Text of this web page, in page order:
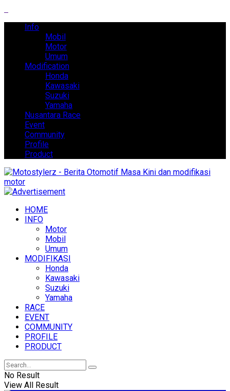
Info
Mobil
Motor
Umum
Modification
Honda
Kawasaki
Suzuki
Yamaha
Nusantara Race
Event
Community
Profile
Product
HOME
INFO
Motor
Mobil
Umum
MODIFIKASI
Honda
Kawasaki
Suzuki
Yamaha
RACE
EVENT
COMMUNITY
PROFILE
PRODUCT
No Result
View All Result